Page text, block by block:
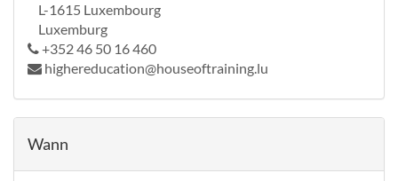
L-1615 Luxembourg
Luxemburg
+352 46 50 16 460
highereducation@houseoftraining.lu
Wann